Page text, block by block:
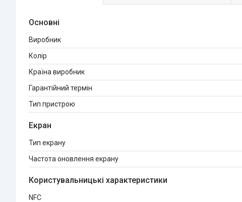
Основні
Виробник
Колір
Країна виробник
Гарантійний термін
Тип пристрою
Екран
Тип екрану
Частота оновлення екрану
Користувальницькі характеристики
NFC